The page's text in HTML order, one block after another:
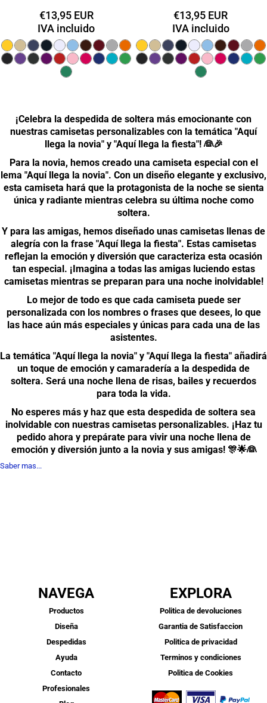
€13,95 EUR
IVA incluido
€13,95 EUR
IVA incluido
¡Celebra la despedida de soltera más emocionante con
nuestras camisetas personalizables con la temática "Aquí
llega la novia" y "Aquí llega la fiesta"! 👰🎉
Para la novia, hemos creado una camiseta especial con el
lema "Aquí llega la novia". Con un diseño elegante y exclusivo,
esta camiseta hará que la protagonista de la noche se sienta
única y radiante mientras celebra su última noche como
soltera.
Y para las amigas, hemos diseñado unas camisetas llenas de
alegría con la frase "Aquí llega la fiesta". Estas camisetas
reflejan la emoción y diversión que caracteriza esta ocasión
tan especial. ¡Imagina a todas las amigas luciendo estas
camisetas mientras se preparan para una noche inolvidable!
Lo mejor de todo es que cada camiseta puede ser
personalizada con los nombres o frases que desees, lo que
las hace aún más especiales y únicas para cada una de las
asistentes.
La temática "Aquí llega la novia" y "Aquí llega la fiesta" añadirá
un toque de emoción y camaradería a la despedida de
soltera. Será una noche llena de risas, bailes y recuerdos
para toda la vida.
No esperes más y haz que esta despedida de soltera sea
inolvidable con nuestras camisetas personalizables. ¡Haz tu
pedido ahora y prepárate para vivir una noche llena de
emoción y diversión junto a la novia y sus amigas! 🎊🌟👰
Saber mas...
NAVEGA
Productos
Diseña
Despedidas
Ayuda
Contacto
Profesionales
EXPLORA
Politica de devoluciones
Garantia de Satisfaccion
Politica de privacidad
Terminos y condiciones
Politica de Cookies